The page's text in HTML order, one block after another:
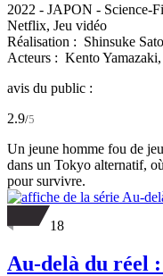
2022 - JAPON - Science-
Netflix, Jeu vidéo
Réalisation : Shinsuke Sato
Acteurs : Kento Yamazaki,
avis du public :
2.9/5
Un jeune homme fou de
dans un Tokyo alternatif,
pour survivre.
18
Au-delà du réel